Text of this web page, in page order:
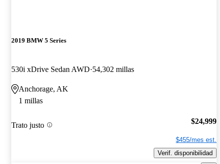
2019 BMW 5 Series
530i xDrive Sedan AWD 54,302 millas
Anchorage, AK
1 millas
Trato justo $24,999
$455/mes est.
Verif. disponibilidad